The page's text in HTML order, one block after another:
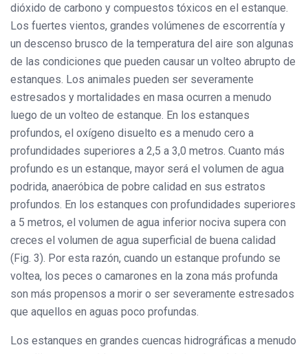
dióxido de carbono y compuestos tóxicos en el estanque.
Los fuertes vientos, grandes volúmenes de escorrentía y
un descenso brusco de la temperatura del aire son algunas
de las condiciones que pueden causar un volteo abrupto de
estanques. Los animales pueden ser severamente
estresados y mortalidades en masa ocurren a menudo
luego de un volteo de estanque. En los estanques
profundos, el oxígeno disuelto es a menudo cero a
profundidades superiores a 2,5 a 3,0 metros. Cuanto más
profundo es un estanque, mayor será el volumen de agua
podrida, anaeróbica de pobre calidad en sus estratos
profundos. En los estanques con profundidades superiores
a 5 metros, el volumen de agua inferior nociva supera con
creces el volumen de agua superficial de buena calidad
(Fig. 3). Por esta razón, cuando un estanque profundo se
voltea, los peces o camarones en la zona más profunda
son más propensos a morir o ser severamente estresados
que aquellos en aguas poco profundas.
Los estanques en grandes cuencas hidrográficas a menudo